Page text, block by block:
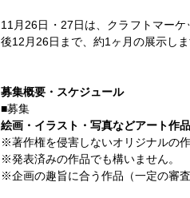
11月26日・27日は、クラフトマー
後12月26日まで、約1ヶ月の展示しま
募集概要・スケジュール
■募集
絵画・イラスト・写真などアート作
※著作権を侵害しないオリジナルの作
※発表済みの作品でも構いません。
※企画の趣旨に合う作品（一定の審査